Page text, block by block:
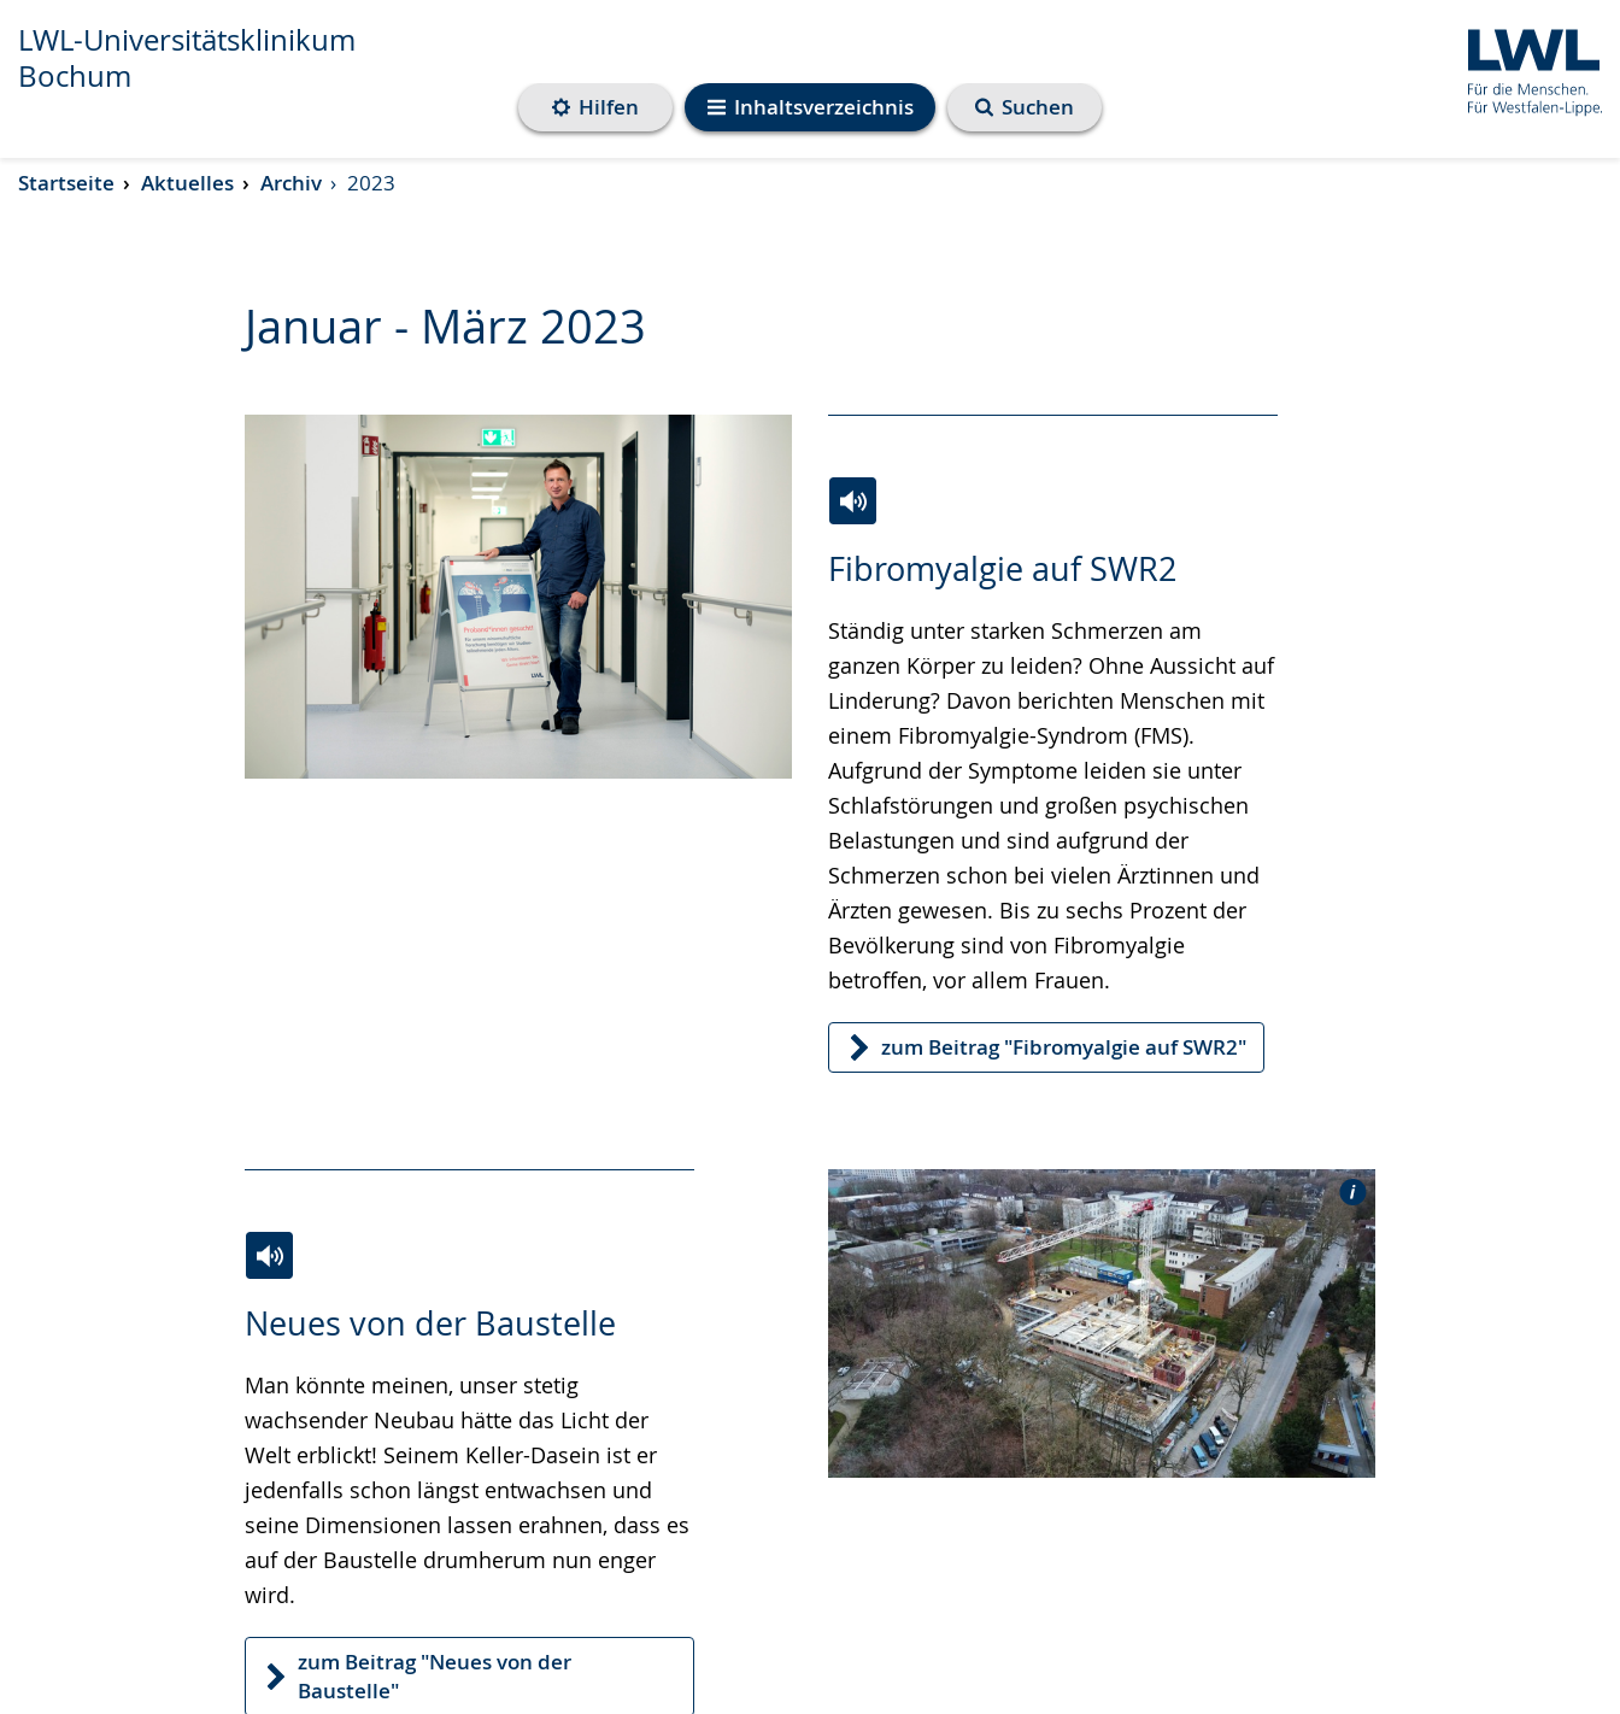
Transkript anzeigen
Abspielen
Pausieren
LWL-Universitätsklinikum
Bochum
Inhaltsverzeichnis
Hilfen Suchen
Startseite Aktuelles Archiv 2023
Januar - März 2023
Fibromyalgie auf SWR2
Leichten
wechseln.
Audio-
Video
Deutscher
Gebärdensprache
wird
angezeigt.
Ständig unter starken Schmerzen am
ganzen Körper zu leiden? Ohne Aussicht auf
Linderung? Davon berichten Menschen mit
einem Fibromyalgie-Syndrom (FMS).
Aufgrund der Symptome leiden sie unter
Schlafstörungen und großen psychischen
Belastungen und sind aufgrund der
Schmerzen schon bei vielen Ärztinnen und
Ärzten gewesen. Bis zu sechs Prozent der
Bevölkerung sind von Fibromyalgie
betroffen, vor allem Frauen.
zum Beitrag "Fibromyalgie auf SWR2"
Neues von der Baustelle
Leichten
wechseln.
Audio-
Video
Deutscher
Gebärdensprache
wird
angezeigt.
Man könnte meinen, unser stetig
wachsender Neubau hätte das Licht der
Welt erblickt! Seinem Keller-Dasein ist er
jedenfalls schon längst entwachsen und
seine Dimensionen lassen erahnen, dass es
auf der Baustelle drumherum nun enger
wird.
zum Beitrag "Neues von der
Baustelle"